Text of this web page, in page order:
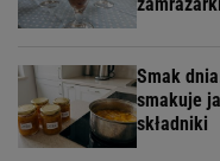
Smak
smakuje
składniki